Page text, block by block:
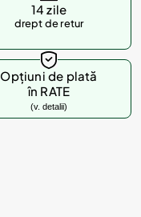
14 zile
drept de retur
Opțiuni de plată
în RATE
(v. detalii)